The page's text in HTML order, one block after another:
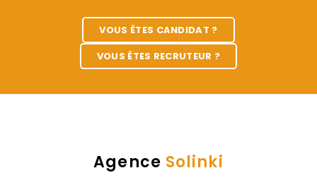
VOUS ÊTES CANDIDAT ?
VOUS ÊTES RECRUTEUR ?
Agence Solinki